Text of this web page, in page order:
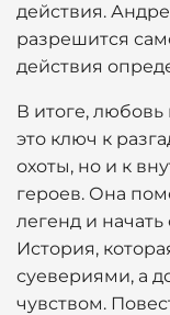
действия.
разрешится
действия
В итоге, любовь
это ключ к
охоты, но и к
героев. Она
легенд и
История,
суевериями, а
чувством.